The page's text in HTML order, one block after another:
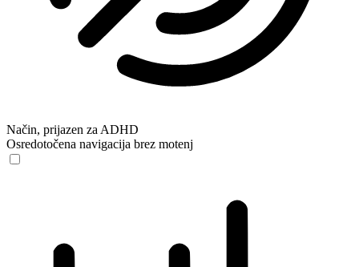
Način, prijazen za ADHD
Osredotočena navigacija brez motenj